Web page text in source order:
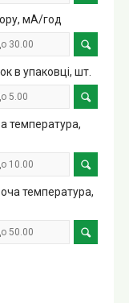
мА/год
в упаковці, шт.
температура,
температура,